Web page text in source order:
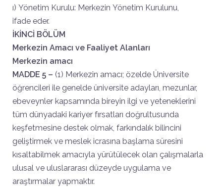
ı) Yönetim Kurulu: Merkezin Yönetim Kurulunu,
ifade eder.
İKİNCİ BÖLÜM
Merkezin Amacı ve Faaliyet Alanları
Merkezin amacı
MADDE 5 – (1) Merkezin amacı; özelde Üniversite
öğrencileri ile genelde üniversite adayları, mezunlar,
ebeveynler kapsamında bireyin ilgi ve yeteneklerini
tüm dünyadaki kariyer fırsatları doğrultusunda
keşfetmesine destek olmak, farkındalık bilincini
geliştirmek ve meslek icrasına başlama süresini
kısaltabilmek amacıyla yürütülecek olan çalışmalarla
ulusal ve uluslararası düzeyde uygulama ve
araştırmalar yapmaktır.